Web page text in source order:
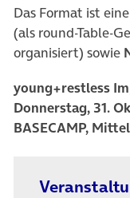
Das Format ist
(als round-Table-
organisiert) sowie
young+restless
Donnerstag, 31.
BASECAMP,